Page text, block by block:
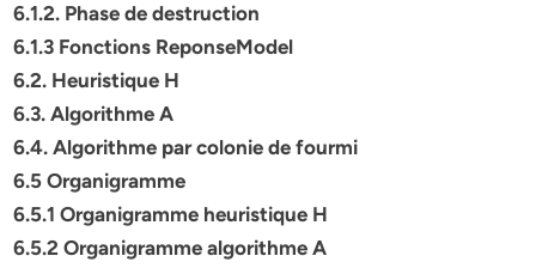
6.1.2. Phase de destruction
6.1.3 Fonctions ReponseModel
6.2. Heuristique H
6.3. Algorithme A
6.4. Algorithme par colonie de fourmi
6.5 Organigramme
6.5.1 Organigramme heuristique H
6.5.2 Organigramme algorithme A